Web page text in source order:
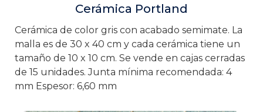
Cerámica Portland
Cerámica de color gris con acabado semimate. La
malla es de 30 x 40 cm y cada cerámica tiene un
tamaño de 10 x 10 cm. Se vende en cajas cerradas
de 15 unidades. Junta mínima recomendada: 4
mm Espesor: 6,60 mm